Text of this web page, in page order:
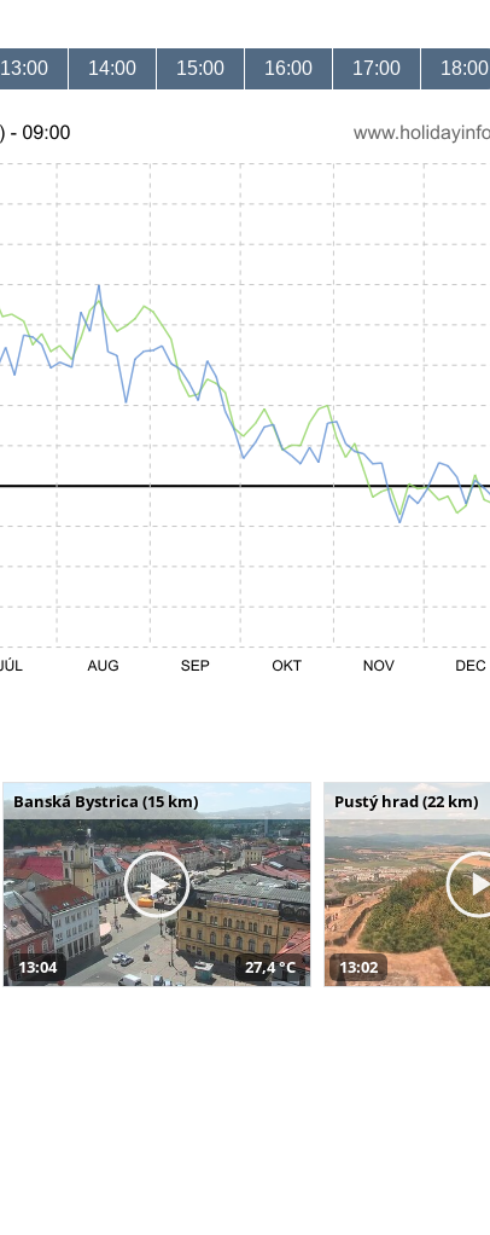
13:00 14:00 15:00 16:00 17:00 18:00
Banská Bystrica (15 km)
13:04 27,4 °C
Pustý hrad (22 km)
13:02